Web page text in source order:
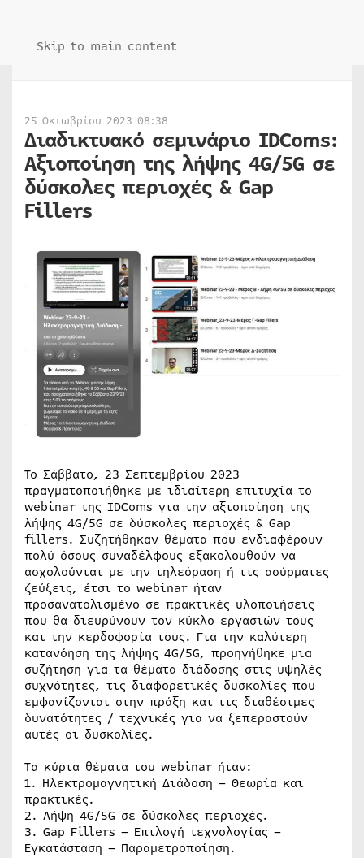
Skip to main content
25 Οκτωβρίου 2023 08:38
Διαδικτυακό σεμινάριο IDComs:
Αξιοποίηση της λήψης 4G/5G σε
δύσκολες περιοχές & Gap
Fillers
Το Σάββατο, 23 Σεπτεμβρίου 2023
πραγματοποιήθηκε με ιδιαίτερη επιτυχία το
webinar της IDComs για την αξιοποίηση της
λήψης 4G/5G σε δύσκολες περιοχές & Gap
fillers. Συζητήθηκαν θέματα που ενδιαφέρουν
πολύ όσους συναδέλφους εξακολουθούν να
ασχολούνται με την τηλεόραση ή τις ασύρματες
ζεύξεις, έτσι το webinar ήταν
προσανατολισμένο σε πρακτικές υλοποιήσεις
που θα διευρύνουν τον κύκλο εργασιών τους
και την κερδοφορία τους. Για την καλύτερη
κατανόηση της λήψης 4G/5G, προηγήθηκε μια
συζήτηση για τα θέματα διάδοσης στις υψηλές
συχνότητες, τις διαφορετικές δυσκολίες που
εμφανίζονται στην πράξη και τις διαθέσιμες
δυνατότητες / τεχνικές για να ξεπεραστούν
αυτές οι δυσκολίες.
Τα κύρια θέματα του webinar ήταν:
1. Ηλεκτρομαγνητική Διάδοση – Θεωρία και
πρακτικές.
2. Λήψη 4G/5G σε δύσκολες περιοχές.
3. Gap Fillers – Επιλογή τεχνολογίας –
Εγκατάσταση – Παραμετροποίηση.